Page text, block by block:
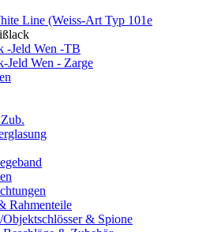
Line (Weiss-Art Typ 101e
-Jeld Wen -TB
Jeld Wen - Zarge
Rahmenteile
Objektschlösser & Spione